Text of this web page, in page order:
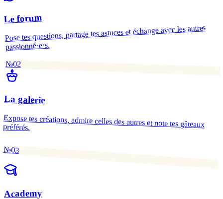
Le forum
Pose tes questions, partage tes astuces et échange avec les autres
passionné·e·s.
№02
La galerie
Expose tes créations, admire celles des autres et note tes gâteaux
préférés.
№03
Academy